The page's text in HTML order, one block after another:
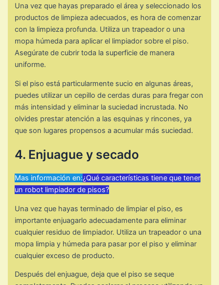
Una vez que hayas preparado el área y seleccionado los
productos de limpieza adecuados, es hora de comenzar
con la limpieza profunda. Utiliza un trapeador o una
mopa húmeda para aplicar el limpiador sobre el piso.
Asegúrate de cubrir toda la superficie de manera
uniforme.
Si el piso está particularmente sucio en algunas áreas,
puedes utilizar un cepillo de cerdas duras para fregar con
más intensidad y eliminar la suciedad incrustada. No
olvides prestar atención a las esquinas y rincones, ya
que son lugares propensos a acumular más suciedad.
4. Enjuague y secado
Mas información en:¿Qué características tiene que tener
un robot limpiador de pisos?
Una vez que hayas terminado de limpiar el piso, es
importante enjuagarlo adecuadamente para eliminar
cualquier residuo de limpiador. Utiliza un trapeador o una
mopa limpia y húmeda para pasar por el piso y eliminar
cualquier exceso de producto.
Después del enjuague, deja que el piso se seque